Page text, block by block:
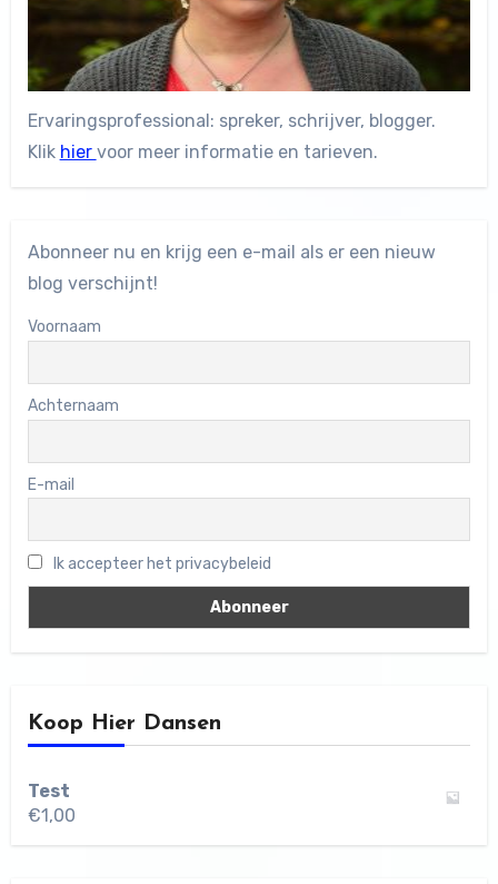
Ervaringsprofessional: spreker, schrijver, blogger.
Klik hier voor meer informatie en tarieven.
Abonneer nu en krijg een e-mail als er een nieuw
blog verschijnt!
Voornaam
Achternaam
E-mail
Ik accepteer het privacybeleid
Koop Hier Dansen
Test
€1,00